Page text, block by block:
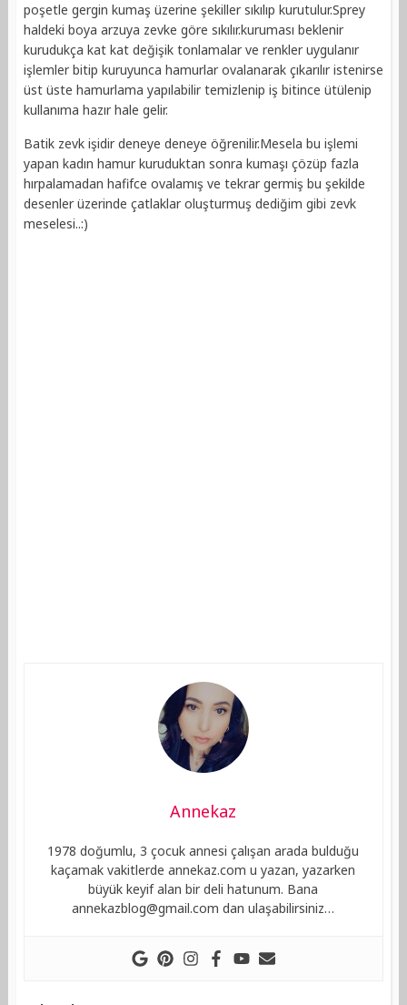
poşetle gergin kumaş üzerine şekiller sıkılıp kurutulur.Sprey
haldeki boya arzuya zevke göre sıkılır.kuruması beklenir
kurudukça kat kat değişik tonlamalar ve renkler uygulanır
işlemler bitip kuruyunca hamurlar ovalanarak çıkarılır istenirse
üst üste hamurlama yapılabilir temizlenip iş bitince ütülenip
kullanıma hazır hale gelir.
Batik zevk işidir deneye deneye öğrenilir.Mesela bu işlemi
yapan kadın hamur kuruduktan sonra kumaşı çözüp fazla
hırpalamadan hafifce ovalamış ve tekrar germiş bu şekilde
desenler üzerinde çatlaklar oluşturmuş dediğim gibi zevk
meselesi..:)
Annekaz
1978 doğumlu, 3 çocuk annesi çalışan arada bulduğu
kaçamak vakitlerde annekaz.com u yazan, yazarken
büyük keyif alan bir deli hatunum. Bana
annekazblog@gmail.com dan ulaşabilirsiniz…